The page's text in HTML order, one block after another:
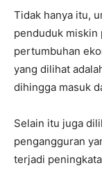
Tidak hanya itu,
penduduk miskin
pertumbuhan
yang dilihat
dihingga masuk
Selain itu juga
pengangguran
terjadi